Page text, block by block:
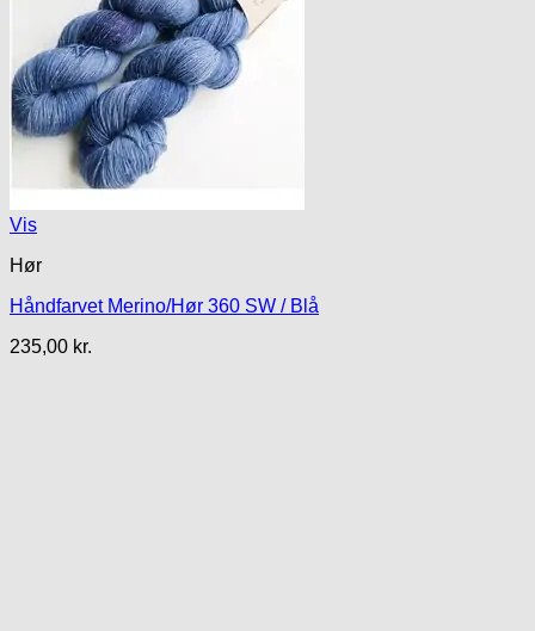
Vis
Hør
Håndfarvet Merino/Hør 360 SW / Blå
235,00 kr.